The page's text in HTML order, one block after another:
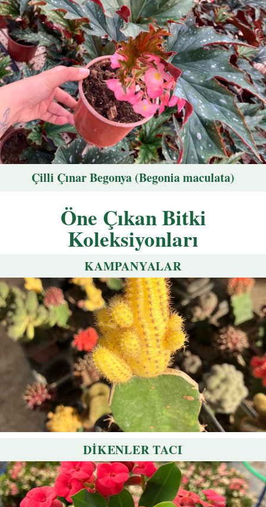
Çilli Çınar Begonya (Begonia maculata)
Öne Çıkan Bitki
Koleksiyonları
KAMPANYALAR
DİKENLER TACI